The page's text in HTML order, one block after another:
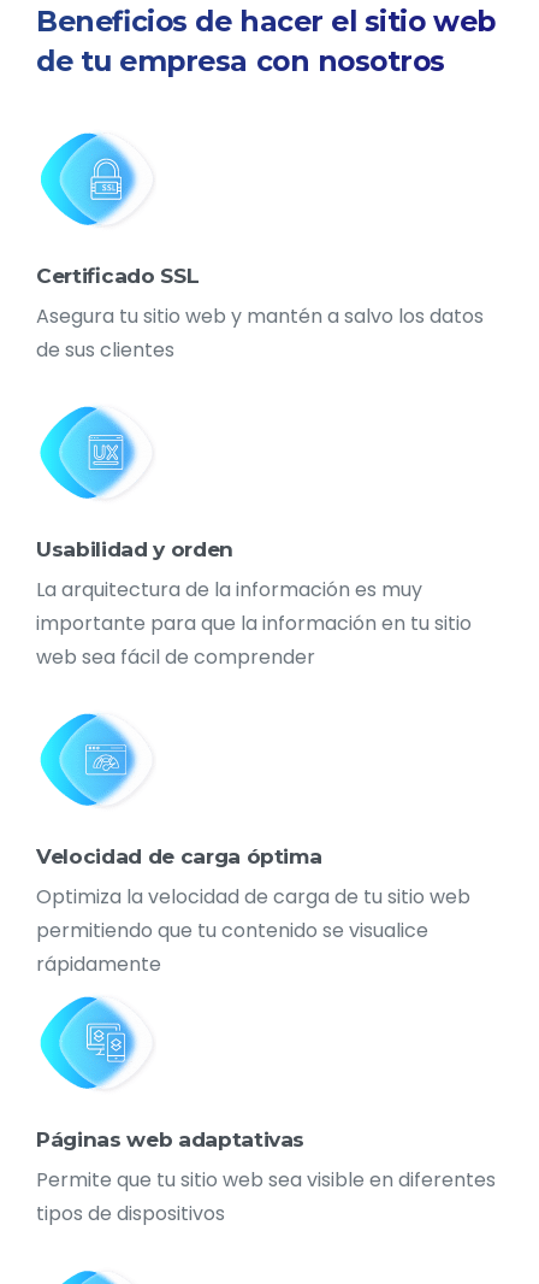
Beneficios de hacer el sitio web
de tu empresa con nosotros
Certificado SSL
Asegura tu sitio web y mantén a salvo los datos
de sus clientes
Usabilidad y orden
La arquitectura de la información es muy
importante para que la información en tu sitio
web sea fácil de comprender
Velocidad de carga óptima
Optimiza la velocidad de carga de tu sitio web
permitiendo que tu contenido se visualice
rápidamente
Páginas web adaptativas
Permite que tu sitio web sea visible en diferentes
tipos de dispositivos